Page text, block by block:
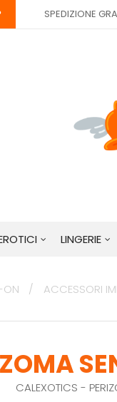
SPEDIZIONE
LINGERIE
ON ACCESSORI
CALEXOTICS -